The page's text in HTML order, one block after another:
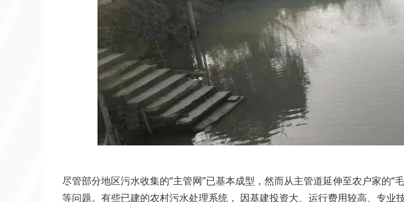
尽管部分地区污水收集的“主管网”已基本成型，然而从主管道延伸至农户家的
等问题。有些已建的农村污水处理系统， 因基建投资大、运行费用较高、专